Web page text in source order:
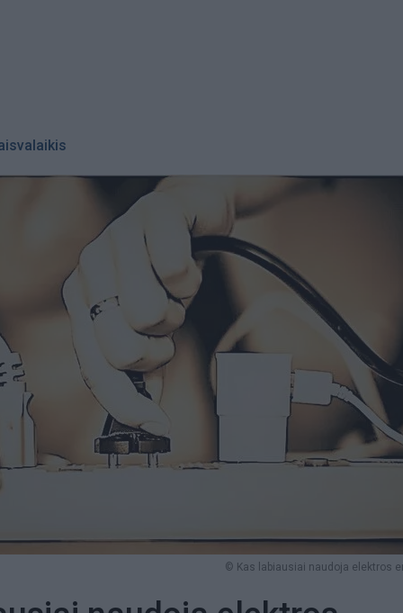
© Kas labiausiai naudoja elektros